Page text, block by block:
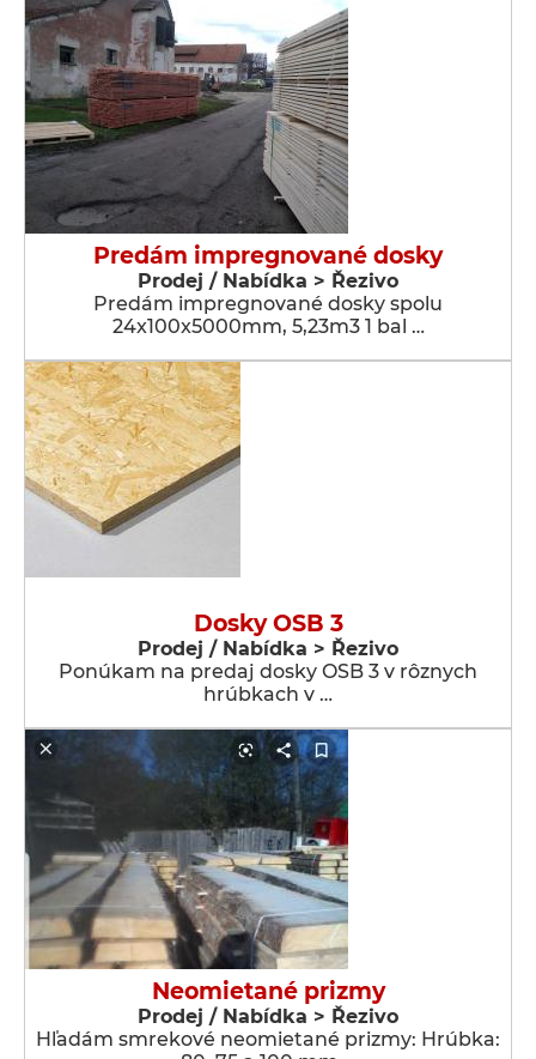
Predám impregnované dosky
Prodej / Nabídka > Řezivo
Predám impregnované dosky spolu
24x100x5000mm, 5,23m3 1 bal …
Dosky OSB 3
Prodej / Nabídka > Řezivo
Ponúkam na predaj dosky OSB 3 v rôznych
hrúbkach v …
Neomietané prizmy
Prodej / Nabídka > Řezivo
Hľadám smrekové neomietané prizmy: Hrúbka: